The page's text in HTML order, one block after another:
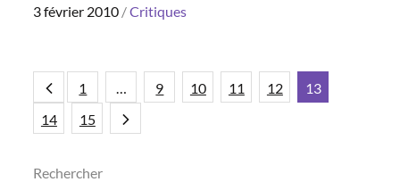
Posted
3 février 2010 Critiques
Pagination
des
1 … 9 10 11 12
13
14
15
Rechercher